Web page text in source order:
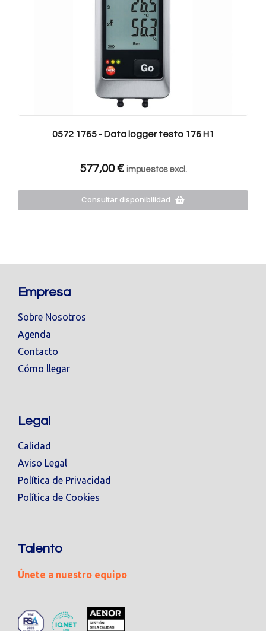
0572 1765 - Data logger testo 176 H1
577,00€ impuestos excl.
Consultar disponibilidad
Empresa
Sobre Nosotros
Agenda
Contacto
Cómo llegar
Legal
Calidad
Aviso Legal
Política de Privacidad
Política de Cookies
Talento
Únete a nuestro equipo